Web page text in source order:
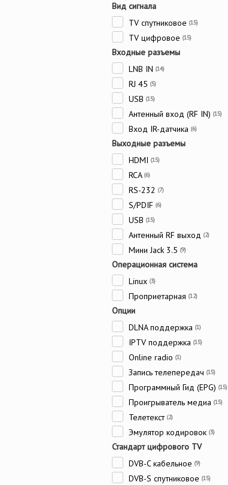
Вид сигнала
TV спутниковое (15)
TV цифровое (15)
Входные разъемы
LNB IN (14)
RJ 45 (5)
USB (15)
Антенный вход (RF IN) (15)
Вход IR-датчика (6)
Выходные разъемы
HDMI (15)
RCA (6)
RS-232 (7)
S/PDIF (6)
USB (15)
Антенный RF выход (2)
Мини Jack 3.5 (9)
Операционная система
Linux (3)
Проприетарная (12)
Опции
DLNA поддержка (1)
IPTV поддержка (15)
Online radio (1)
Запись телепередач (15)
Программный Гид (EPG) (15)
Проигрыватель медиа (15)
Телетекст (2)
Эмулятор кодировок (3)
Стандарт цифрового TV
DVB-C кабельное (9)
DVB-S спутниковое (15)